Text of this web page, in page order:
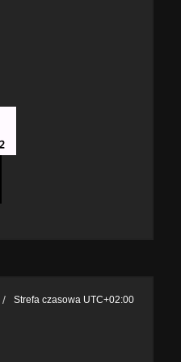
Strefa czasowa UTC+02:00